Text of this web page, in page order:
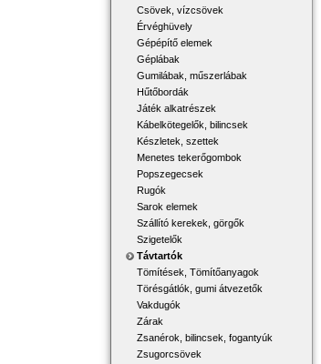
Csövek, vízcsövek
Érvéghüvely
Gépépítő elemek
Géplábak
Gumilábak, műszerlábak
Hűtőbordák
Játék alkatrészek
Kábelkötegelők, bilincsek
Készletek, szettek
Menetes tekerőgombok
Popszegecsek
Rugók
Sarok elemek
Szállító kerekek, görgők
Szigetelők
Távtartók
Tömítések, Tömítőanyagok
Törésgátlók, gumi átvezetők
Vakdugók
Zárak
Zsanérok, bilincsek, fogantyúk
Zsugorcsövek